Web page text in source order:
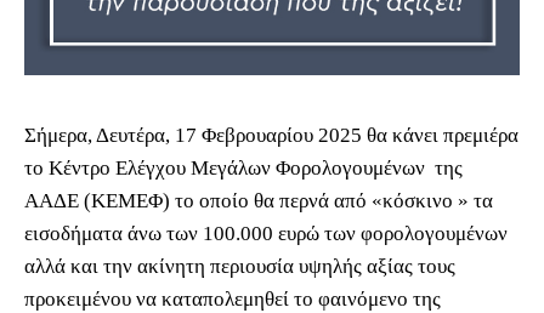
Σήμερα, Δευτέρα, 17 Φεβρουαρίου 2025 θα κάνει πρεμιέρα
το Κέντρο Ελέγχου Μεγάλων Φορολογουμένων της
ΑΑΔΕ (ΚΕΜΕΦ) το οποίο θα περνά από «κόσκινο » τα
εισοδήματα άνω των 100.000 ευρώ των φορολογουμένων
αλλά και την ακίνητη περιουσία υψηλής αξίας τους
προκειμένου να καταπολεμηθεί το φαινόμενο της